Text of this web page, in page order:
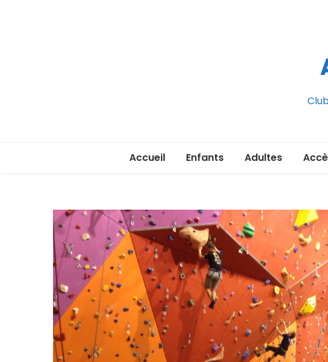
Accueil Enfants
Stage été 2026
Adultes
ASSA Section
(licence FFCAM)
Je veux passer
passeport
Devenir
séance
Créer une
officiel sur Spond